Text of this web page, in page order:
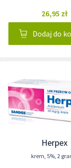
26,95 zł
Dodaj do
Herpex
krem, 5%, 2